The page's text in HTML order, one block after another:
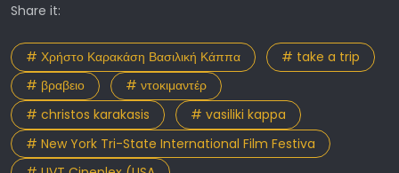
Share it:
# Χρήστο Καρακάση Βασιλική Κάππα
# take a trip
# βραβειο
# ντοκιμαντέρ
# christos karakasis
# vasiliki kappa
# New York Tri-State International Film Festiva